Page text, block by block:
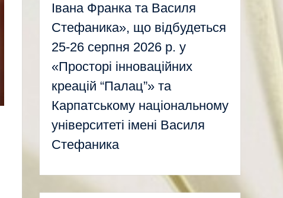
Івана Франка та Василя
Стефаника», що відбудеться
25-26 серпня 2026 р. у
«Просторі інноваційних
креацій “Палац”» та
Карпатському національному
університеті імені Василя
Стефаника